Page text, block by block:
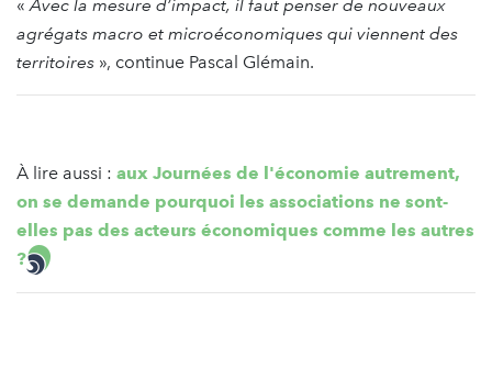
« Avec la mesure d’impact, il faut penser de nouveaux
agrégats macro et microéconomiques qui viennent des
territoires », continue Pascal Glémain.
À lire aussi : aux Journées de l'économie autrement,
on se demande pourquoi les associations ne sont-
elles pas des acteurs économiques comme les autres
?